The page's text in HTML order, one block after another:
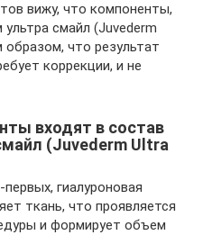
вижу, что компоненты,
смайл (Juvederm
что результат
коррекции, и не
входят в состав
(Juvederm Ultra
гиалуроновая
ткань, что проявляется
и формирует объем